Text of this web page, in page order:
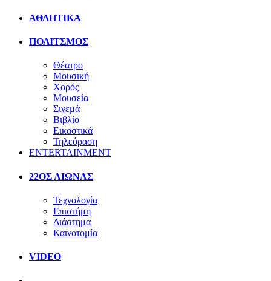
ΑΘΛΗΤΙΚΑ
ΠΟΛΙΤΣΜΟΣ
Θέατρο
Μουσική
Χορός
Μουσεία
Σινεμά
Βιβλίο
Εικαστικά
Τηλεόραση
ENTERTAINMENT
22ΟΣ ΑΙΩΝΑΣ
Τεχνολογία
Επιστήμη
Διάστημα
Καινοτομία
VIDEO